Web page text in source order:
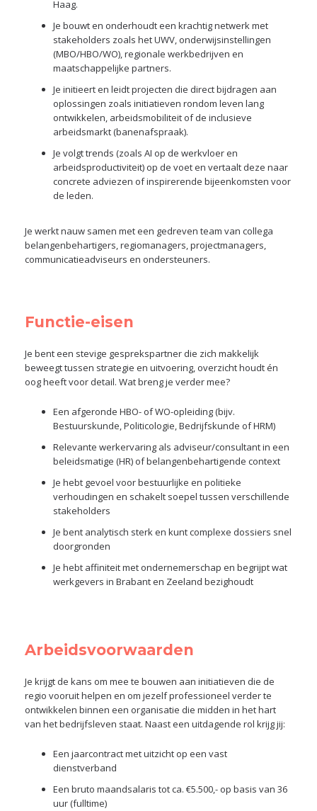
Haag.
Je bouwt en onderhoudt een krachtig netwerk met
stakeholders zoals het UWV, onderwijsinstellingen
(MBO/HBO/WO), regionale werkbedrijven en
maatschappelijke partners.
Je initieert en leidt projecten die direct bijdragen aan
oplossingen zoals initiatieven rondom leven lang
ontwikkelen, arbeidsmobiliteit of de inclusieve
arbeidsmarkt (banenafspraak).
Je volgt trends (zoals AI op de werkvloer en
arbeidsproductiviteit) op de voet en vertaalt deze naar
concrete adviezen of inspirerende bijeenkomsten voor
de leden.
Je werkt nauw samen met een gedreven team van collega
belangenbehartigers, regiomanagers, projectmanagers,
communicatieadviseurs en ondersteuners.
Functie-eisen
Je bent een stevige gesprekspartner die zich makkelijk
beweegt tussen strategie en uitvoering, overzicht houdt én
oog heeft voor detail. Wat breng je verder mee?
Een afgeronde HBO- of WO-opleiding (bijv.
Bestuurskunde, Politicologie, Bedrijfskunde of HRM)
Relevante werkervaring als adviseur/consultant in een
beleidsmatige (HR) of belangenbehartigende context
Je hebt gevoel voor bestuurlijke en politieke
verhoudingen en schakelt soepel tussen verschillende
stakeholders
Je bent analytisch sterk en kunt complexe dossiers snel
doorgronden
Je hebt affiniteit met ondernemerschap en begrijpt wat
werkgevers in Brabant en Zeeland bezighoudt
Arbeidsvoorwaarden
Je krijgt de kans om mee te bouwen aan initiatieven die de
regio vooruit helpen en om jezelf professioneel verder te
ontwikkelen binnen een organisatie die midden in het hart
van het bedrijfsleven staat. Naast een uitdagende rol krijg jij:
Een jaarcontract met uitzicht op een vast
dienstverband
Een bruto maandsalaris tot ca. €5.500,- op basis van 36
uur (fulltime)